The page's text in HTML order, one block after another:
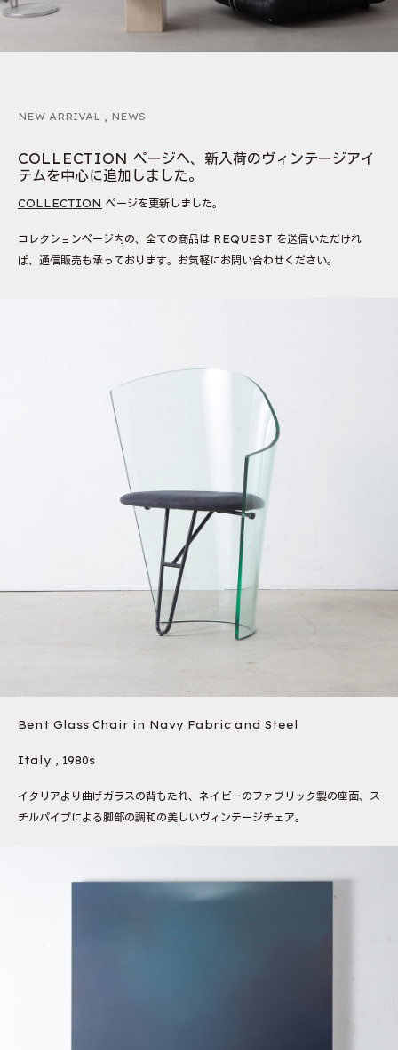
NEW ARRIVAL , NEWS
COLLECTION ページへ、新入荷のヴィンテージアイ
テムを中心に追加しました。
COLLECTION ページを更新しました。
コレクションページ内の、全ての商品は REQUEST を送信いただけれ
ば、通信販売も承っております。お気軽にお問い合わせください。
Bent Glass Chair in Navy Fabric and Steel
Italy , 1980s
イタリアより曲げガラスの背もたれ、ネイビーのファブリック製の座面、ス
チルパイプによる脚部の調和の美しいヴィンテージチェア。